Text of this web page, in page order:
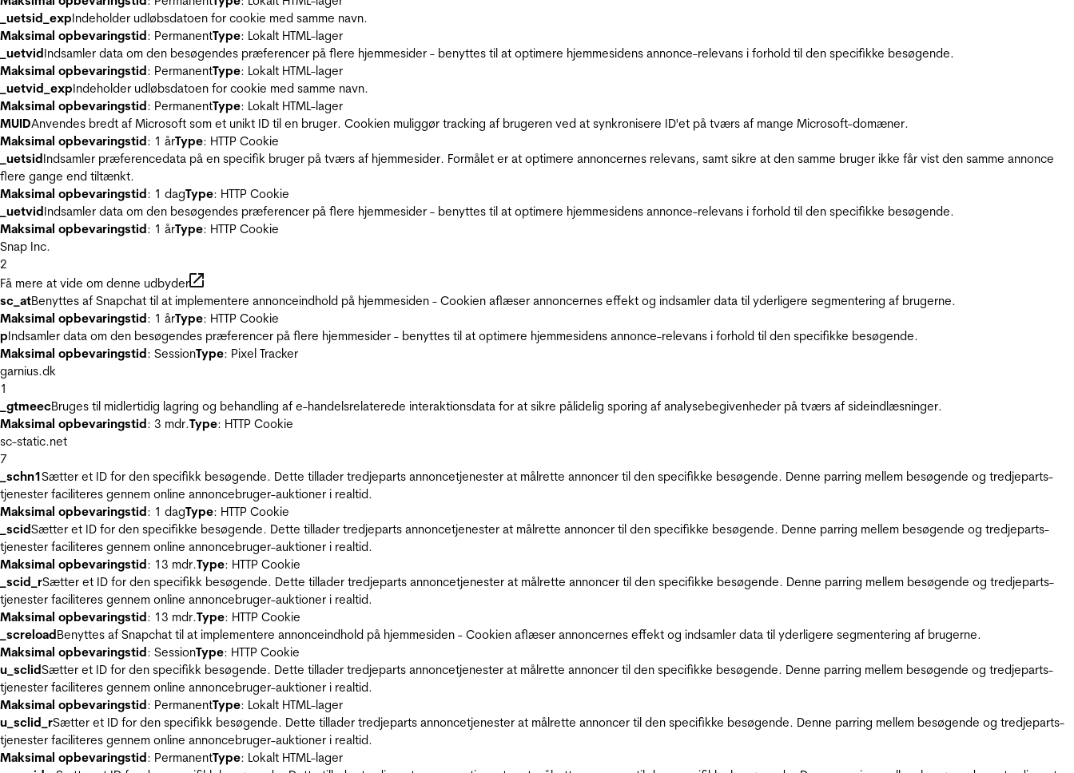
_uetsid_expIndeholder udløbsdatoen for cookie med samme navn.
Maksimal opbevaringstid: PermanentType: Lokalt HTML-lager
_uetvidIndsamler data om den besøgendes præferencer på flere hjemmesider - benyttes til at optimere hjemmesidens annonce-relevans i forhold til den specifikke besøgende.
Maksimal opbevaringstid: PermanentType: Lokalt HTML-lager
_uetvid_expIndeholder udløbsdatoen for cookie med samme navn.
Maksimal opbevaringstid: PermanentType: Lokalt HTML-lager
MUIDAnvendes bredt af Microsoft som et unikt ID til en bruger. Cookien muliggør tracking af brugeren ved at synkronisere ID'et på tværs af mange Microsoft-domæner.
Maksimal opbevaringstid: 1 årType: HTTP Cookie
_uetsidIndsamler præferencedata på en specifik bruger på tværs af hjemmesider. Formålet er at optimere annoncernes relevans, samt sikre at den samme bruger ikke får vist den samme annonce
flere gange end tiltænkt.
Maksimal opbevaringstid: 1 dagType: HTTP Cookie
_uetvidIndsamler data om den besøgendes præferencer på flere hjemmesider - benyttes til at optimere hjemmesidens annonce-relevans i forhold til den specifikke besøgende.
Maksimal opbevaringstid: 1 årType: HTTP Cookie
Snap Inc.
2
Få mere at vide om denne udbyder
sc_atBenyttes af Snapchat til at implementere annonceindhold på hjemmesiden - Cookien aflæser annoncernes effekt og indsamler data til yderligere segmentering af brugerne.
Maksimal opbevaringstid: 1 årType: HTTP Cookie
pIndsamler data om den besøgendes præferencer på flere hjemmesider - benyttes til at optimere hjemmesidens annonce-relevans i forhold til den specifikke besøgende.
Maksimal opbevaringstid: SessionType: Pixel Tracker
garnius.dk
1
_gtmeecBruges til midlertidig lagring og behandling af e-handelsrelaterede interaktionsdata for at sikre pålidelig sporing af analysebegivenheder på tværs af sideindlæsninger.
Maksimal opbevaringstid: 3 mdr.Type: HTTP Cookie
sc-static.net
7
_schn1Sætter et ID for den specifikk besøgende. Dette tillader tredjeparts annoncetjenester at målrette annoncer til den specifikke besøgende. Denne parring mellem besøgende og tredjeparts-
tjenester faciliteres gennem online annoncebruger-auktioner i realtid.
Maksimal opbevaringstid: 1 dagType: HTTP Cookie
_scidSætter et ID for den specifikke besøgende. Dette tillader tredjeparts annoncetjenester at målrette annoncer til den specifikke besøgende. Denne parring mellem besøgende og tredjeparts-
tjenester faciliteres gennem online annoncebruger-auktioner i realtid.
Maksimal opbevaringstid: 13 mdr.Type: HTTP Cookie
_scid_rSætter et ID for den specifikk besøgende. Dette tillader tredjeparts annoncetjenester at målrette annoncer til den specifikke besøgende. Denne parring mellem besøgende og tredjeparts-
tjenester faciliteres gennem online annoncebruger-auktioner i realtid.
Maksimal opbevaringstid: 13 mdr.Type: HTTP Cookie
_screloadBenyttes af Snapchat til at implementere annonceindhold på hjemmesiden - Cookien aflæser annoncernes effekt og indsamler data til yderligere segmentering af brugerne.
Maksimal opbevaringstid: SessionType: HTTP Cookie
u_sclidSætter et ID for den specifikk besøgende. Dette tillader tredjeparts annoncetjenester at målrette annoncer til den specifikke besøgende. Denne parring mellem besøgende og tredjeparts-
tjenester faciliteres gennem online annoncebruger-auktioner i realtid.
Maksimal opbevaringstid: PermanentType: Lokalt HTML-lager
u_sclid_rSætter et ID for den specifikk besøgende. Dette tillader tredjeparts annoncetjenester at målrette annoncer til den specifikke besøgende. Denne parring mellem besøgende og tredjeparts-
tjenester faciliteres gennem online annoncebruger-auktioner i realtid.
Maksimal opbevaringstid: PermanentType: Lokalt HTML-lager